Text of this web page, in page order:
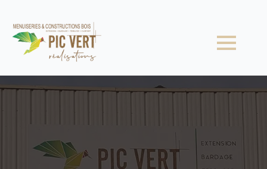
construction extension ossature
bois bardage Arras